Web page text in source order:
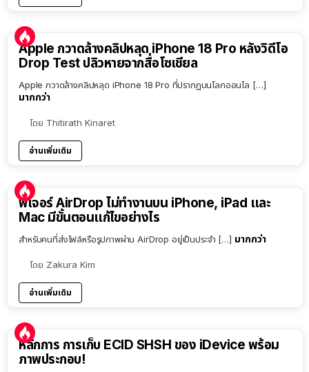
Apple กวาดล้างคลิปหลุด iPhone 18 Pro หลังวิดีโอ
Drop Test ปลิวหายจากสื่อโซเชียล
Apple กวาดล้างคลิปหลุด iPhone 18 Pro ที่ปรากฏบนโลกออนไล […]
มากกว่า
โดย Thitirath Kinaret
อ่านเพิ่มเติม
ฟีเจอร์ AirDrop ไม่ทำงานบน iPhone, iPad และ
Mac มีขั้นตอนแก้ไขอย่างไร
สำหรับคนที่ส่งไฟล์หรือรูปภาพผ่าน AirDrop อยู่เป็นประจำ […] มากกว่า
โดย Zakura Kim
อ่านเพิ่มเติม
หลักการ การเก็บ ECID SHSH ของ iDevice พร้อม
ภาพประกอบ!